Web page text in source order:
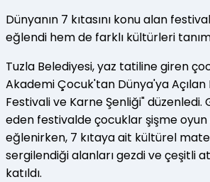
Dünyanın 7 kıtasını konu alan
eğlendi hem de farklı kültürleri
Tuzla Belediyesi, yaz tatiline giren
Akademi Çocuk'tan Dünya'ya Açılan
Festivali ve Karne Şenliği" düzenledi.
eden festivalde çocuklar şişme oyun
eğlenirken, 7 kıtaya ait kültürel
sergilendiği alanları gezdi ve çeşitli
katıldı.